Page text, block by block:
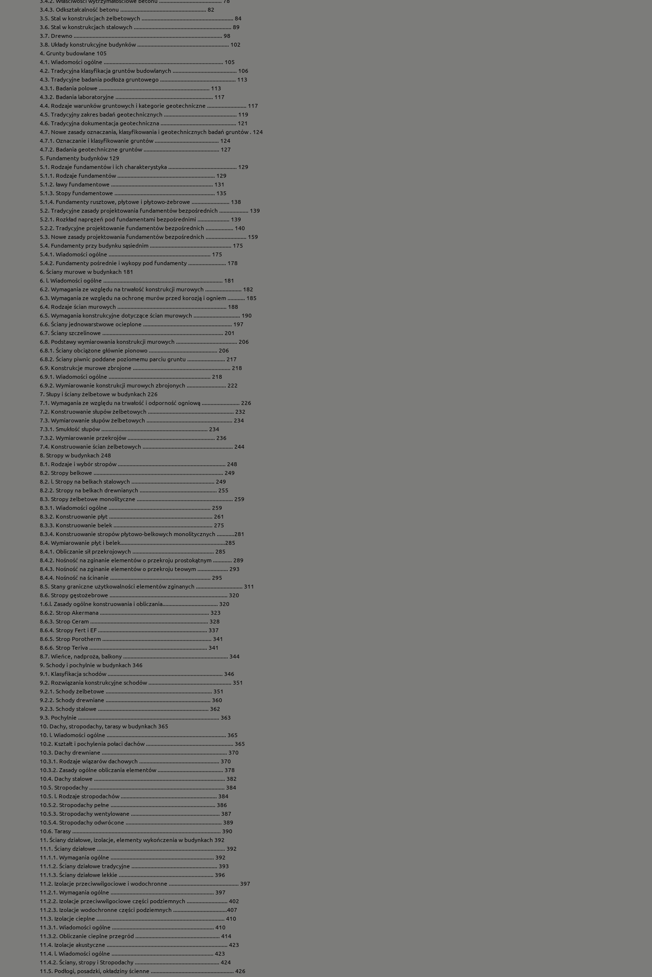
3.4.3. Odkształcalność betonu ........................................................... 82
3.5. Stal w konstrukcjach żelbetowych ............................................................... 84
3.6. Stal w konstrukcjach stalowych ................................................................... 89
3.7. Drewno ...................................................................................................... 98
3.8. Układy konstrukcyjne budynków ............................................................... 102
4. Grunty budowlane 105
4.1. Wiadomości ogólne .................................................................................. 105
4.2. Tradycyjna klasyfikacja gruntów budowlanych ............................................ 106
4.3. Tradycyjne badania podłoża gruntowego .................................................... 113
4.3.1. Badania polowe ............................................................................ 113
4.3.2. Badania laboratoryjne ................................................................... 117
4.4. Rodzaje warunków gruntowych i kategorie geotechniczne ........................... 117
4.5. Tradycyjny zakres badań geotechnicznych .................................................. 119
4.6. Tradycyjna dokumentacja geotechniczna .................................................... 121
4.7. Nowe zasady oznaczania, klasyfikowania i geotechnicznych badań gruntów . 124
4.7.1. Oznaczanie i klasyfikowanie gruntów ............................................ 124
4.7.2. Badania geotechniczne gruntów .................................................... 127
5. Fundamenty budynków 129
5.1. Rodzaje fundamentów i ich charakterystyka ............................................... 129
5.1.1. Rodzaje fundamentów ................................................................... 129
5.1.2. ławy fundamentowe ...................................................................... 131
5.1.3. Stopy fundamentowe ..................................................................... 135
5.1.4. Fundamenty rusztowe, płytowe i płytowo-żebrowe .......................... 138
5.2. Tradycyjne zasady projektowania fundamentów bezpośrednich .................... 139
5.2.1. Rozkład naprężeń pod fundamentami bezpośrednimi ...................... 139
5.2.2. Tradycyjne projektowanie fundamentów bezpośrednich ................... 140
5.3. Nowe zasady projektowania fundamentów bezpośrednich ............................ 159
5.4. Fundamenty przy budynku sąsiednim ........................................................ 175
5.4.1. Wiadomości ogólne ...................................................................... 175
5.4.2. Fundamenty pośrednie i wykopy pod fundamenty .......................... 178
6. Ściany murowe w budynkach 181
6. l. Wiadomości ogólne .................................................................................. 181
6.2. Wymagania ze względu na trwałość konstrukcji murowych ......................... 182
6.3. Wymagania ze względu na ochronę murów przed korozją i ogniem ............ 185
6.4. Rodzaje ścian murowych ........................................................................... 188
6.5. Wymagania konstrukcyjne dotyczące ścian murowych ................................ 190
6.6. Ściany jednowarstwowe ocieplone ............................................................. 197
6.7. Ściany szczelinowe ................................................................................... 201
6.8. Podstawy wymiarowania konstrukcji murowych .......................................... 206
6.8.1. Ściany obciążone głównie pionowo ............................................... 206
6.8.2. Ściany piwnic poddane poziomemu parciu gruntu .......................... 217
6.9. Konstrukcje murowe zbrojone ................................................................... 218
6.9.1. Wiadomości ogólne ...................................................................... 218
6.9.2. Wymiarowanie konstrukcji murowych zbrojonych ........................... 222
7. Słupy i ściany żelbetowe w budynkach 226
7.1. Wymagania ze względu na trwałość i odporność ogniową .......................... 226
7.2. Konstruowanie słupów żelbetowych ........................................................... 232
7.3. Wymiarowanie słupów żelbetowych ........................................................... 234
7.3.1. Smukłość słupów ......................................................................... 234
7.3.2. Wymiarowanie przekrojów ............................................................ 236
7.4. Konstruowanie ścian żelbetowych .............................................................. 244
8. Stropy w budynkach 248
8.1. Rodzaje i wybór stropów .......................................................................... 248
8.2. Stropy belkowe ......................................................................................... 249
8.2. l. Stropy na belkach stalowych ......................................................... 249
8.2.2. Stropy na belkach drewnianych ..................................................... 255
8.3. Stropy żelbetowe monolityczne .................................................................. 259
8.3.1. Wiadomości ogólne ...................................................................... 259
8.3.2. Konstruowanie płyt ....................................................................... 261
8.3.3. Konstruowanie belek .................................................................... 275
8.3.4. Konstruowanie stropów płytowo-belkowych monolitycznych ............281
8.4. Wymiarowanie płyt i belek........................................................................285
8.4.1. Obliczanie sił przekrojowych ........................................................ 285
8.4.2. Nośność na zginanie elementów o przekroju prostokątnym ............. 289
8.4.3. Nośność na zginanie elementów o przekroju teowym ..................... 293
8.4.4. Nośność na ścinanie ..................................................................... 295
8.5. Stany graniczne użytkowalności elementów zginanych ................................ 311
8.6. Stropy gęstożebrowe ................................................................................. 320
1.6.l. Zasady ogólne konstruowania i obliczania...................................... 320
8.6.2. Strop Akermana ........................................................................... 323
8.6.3. Strop Ceram ................................................................................. 328
8.6.4. Stropy Fert i EF ........................................................................... 337
8.6.5. Strop Porotherm ........................................................................... 341
8.6.6. Strop Teriva ................................................................................. 341
8.7. Wieńce, nadproża, balkony ........................................................................ 344
9. Schody i pochylnie w budynkach 346
9.1. Klasyfikacja schodów ............................................................................... 346
9.2. Rozwiązania konstrukcyjne schodów ......................................................... 351
9.2.1. Schody żelbetowe ......................................................................... 351
9.2.2. Schody drewniane ........................................................................ 360
9.2.3. Schody stalowe ............................................................................ 362
9.3. Pochylnie ................................................................................................. 363
10. Dachy, stropodachy, tarasy w budynkach 365
10. l. Wiadomości ogólne .................................................................................. 365
10.2. Kształt i pochylenia połaci dachów ............................................................ 365
10.3. Dachy drewniane ...................................................................................... 370
10.3.1. Rodzaje wiązarów dachowych ....................................................... 370
10.3.2. Zasady ogólne obliczania elementów ............................................. 378
10.4. Dachy stalowe .......................................................................................... 382
10.5. Stropodachy ............................................................................................. 384
10.5. l. Rodzaje stropodachów .................................................................. 384
10.5.2. Stropodachy pełne ........................................................................ 386
10.5.3. Stropodachy wentylowane ............................................................. 387
10.5.4. Stropodachy odwrócone .................................................................. 389
10.6. Tarasy ...................................................................................................... 390
11. Ściany działowe, izolacje, elementy wykończenia w budynkach 392
11.1. Ściany działowe ........................................................................................ 392
11.1.1. Wymagania ogólne ....................................................................... 392
11.1.2. Ściany działowe tradycyjne ........................................................... 393
11.1.3. Ściany działowe lekkie ................................................................. 396
11.2. Izolacje przeciwwilgociowe i wodochronne ................................................ 397
11.2.1. Wymagania ogólne ....................................................................... 397
11.2.2. Izolacje przeciwwilgociowe części podziemnych ............................ 402
11.2.3. Izolacje wodochronne części podziemnych .....................................407
11.3. Izolacje cieplne ........................................................................................ 410
11.3.1. Wiadomości ogólne ...................................................................... 410
11.3.2. Obliczanie cieplne przegród .......................................................... 414
11.4. Izolacje akustyczne ................................................................................... 423
11.4. l. Wiadomości ogólne ...................................................................... 423
11.4.2. Ściany, stropy i Stropodachy .......................................................... 424
11.5. Podłogi, posadzki, okładziny ścienne ......................................................... 426